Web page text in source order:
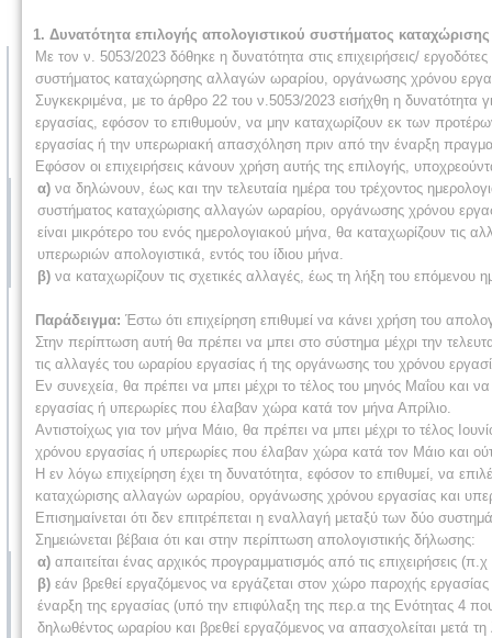
1. Δυνατότητα επιλογής απολογιστικού συστήματος
Με τον ν. 5053/2023 δόθηκε η δυνατότητα στις επιχειρήσεις/
συστήματος καταχώρησης αλλαγών ωραρίου, οργάνωσης χρόνου
Συγκεκριμένα, με το άρθρο 22 του ν.5053/2023 εισήχθη η δυνατότητα
εργασίας, εφόσον το επιθυμούν, να μην καταχωρίζουν εκ των
εργασίας ή την υπερωριακή απασχόληση πριν από την έναρξη
Εφόσον οι επιχειρήσεις κάνουν χρήση αυτής της επιλογής,
α) να δηλώνουν, έως και την τελευταία ημέρα του τρέχοντος
συστήματος καταχώρισης αλλαγών ωραρίου, οργάνωσης χρόνου
είναι μικρότερο του ενός ημερολογιακού μήνα, θα καταχωρίζουν τις
υπερωριών απολογιστικά, εντός του ίδιου μήνα.
β) να καταχωρίζουν τις σχετικές αλλαγές, έως τη λήξη του
Παράδειγμα: Έστω ότι επιχείρηση επιθυμεί να κάνει χρήση του
Στην περίπτωση αυτή θα πρέπει να μπει στο σύστημα μέχρι την
τις αλλαγές του ωραρίου εργασίας ή της οργάνωσης του χρόνου
Εν συνεχεία, θα πρέπει να μπει μέχρι το τέλος του μηνός Μαΐου και
εργασίας ή υπερωρίες που έλαβαν χώρα κατά τον μήνα Απρίλιο.
Αντιστοίχως για τον μήνα Μάιο, θα πρέπει να μπει μέχρι το τέλος
χρόνου εργασίας ή υπερωρίες που έλαβαν χώρα κατά τον Μάιο και
Η εν λόγω επιχείρηση έχει τη δυνατότητα, εφόσον το επιθυμεί, να
καταχώρισης αλλαγών ωραρίου, οργάνωσης χρόνου εργασίας και
Επισημαίνεται ότι δεν επιτρέπεται η εναλλαγή μεταξύ των δύο
Σημειώνεται βέβαια ότι και στην περίπτωση απολογιστικής δήλωσης:
α) απαιτείται ένας αρχικός προγραμματισμός από τις επιχειρήσεις
β) εάν βρεθεί εργαζόμενος να εργάζεται στον χώρο παροχής
έναρξη της εργασίας (υπό την επιφύλαξη της περ.α της Ενότητας 4
δηλωθέντος ωραρίου και βρεθεί εργαζόμενος να απασχολείται μετά τη